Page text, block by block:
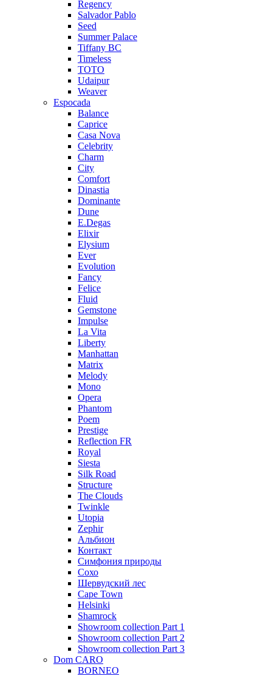
Regency
Salvador Pablo
Seed
Summer Palace
Tiffany BC
Timeless
TOTO
Udaipur
Weaver
Espocada
Balance
Caprice
Casa Nova
Celebrity
Charm
City
Comfort
Dinastia
Dominante
Dune
E.Degas
Elixir
Elysium
Ever
Evolution
Fancy
Felice
Fluid
Gemstone
Impulse
La Vita
Liberty
Manhattan
Matrix
Melody
Mono
Opera
Phantom
Poem
Prestige
Reflection FR
Royal
Siesta
Silk Road
Structure
The Clouds
Twinkle
Utopia
Zephir
Альбион
Контакт
Симфония природы
Сохо
Шервудский лес
Cape Town
Helsinki
Shamrock
Showroom collection Part 1
Showroom collection Part 2
Showroom collection Part 3
Dom CARO
BORNEO